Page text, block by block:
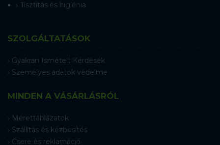
Tisztítás és higiénia
SZOLGÁLTATÁSOK
Gyakran Ismételt Kérdések
Személyes adatok védelme
MINDEN A VÁSÁRLÁSRÓL
Mérettáblázatok
Szállítás és kézbesítés
Csere és reklamáció